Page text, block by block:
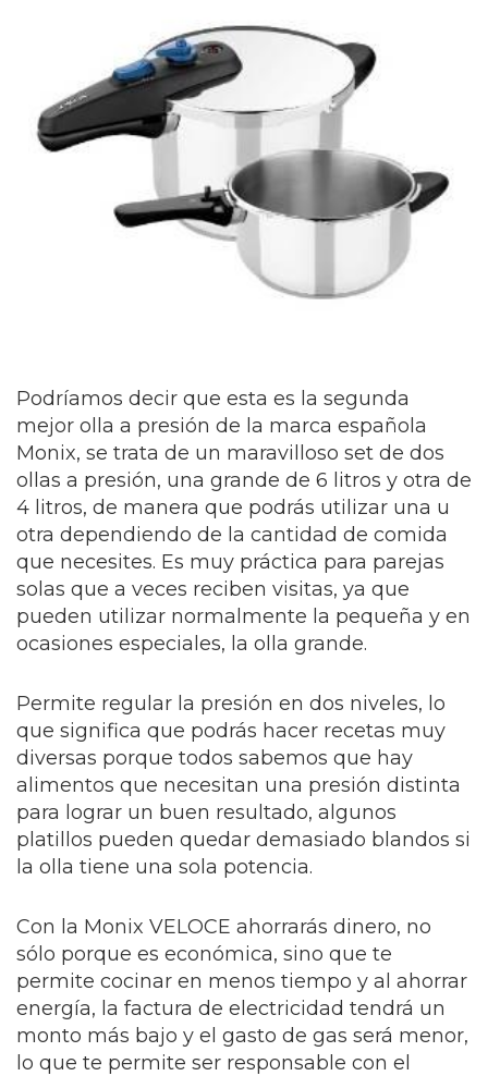
Podríamos decir que esta es la segunda
mejor olla a presión de la marca española
Monix, se trata de un maravilloso set de dos
ollas a presión, una grande de 6 litros y otra de
4 litros, de manera que podrás utilizar una u
otra dependiendo de la cantidad de comida
que necesites. Es muy práctica para parejas
solas que a veces reciben visitas, ya que
pueden utilizar normalmente la pequeña y en
ocasiones especiales, la olla grande.
Permite regular la presión en dos niveles, lo
que significa que podrás hacer recetas muy
diversas porque todos sabemos que hay
alimentos que necesitan una presión distinta
para lograr un buen resultado, algunos
platillos pueden quedar demasiado blandos si
la olla tiene una sola potencia.
Con la Monix VELOCE ahorrarás dinero, no
sólo porque es económica, sino que te
permite cocinar en menos tiempo y al ahorrar
energía, la factura de electricidad tendrá un
monto más bajo y el gasto de gas será menor,
lo que te permite ser responsable con el